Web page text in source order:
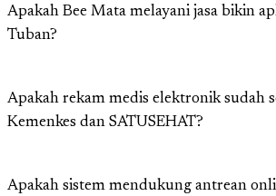
Apakah Bee Mata melayani jasa bikin
Tuban?
Apakah rekam medis elektronik sudah
Kemenkes dan SATUSEHAT?
Apakah sistem mendukung antrean